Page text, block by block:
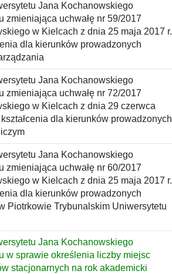
Jana Kochanowskiego
zmieniająca uchwałę nr 59/2017
w Kielcach z dnia 25 maja 2017 r.
dla kierunków prowadzonych
Jana Kochanowskiego
zmieniająca uchwałę nr 72/2017
w Kielcach z dnia 29 czerwca
dla kierunków prowadzonych
Jana Kochanowskiego
zmieniająca uchwałę nr 60/2017
w Kielcach z dnia 25 maja 2017 r.
dla kierunków prowadzonych
Piotrkowie Trybunalskim Uniwersytetu
Jana Kochanowskiego
w sprawie określenia liczby miejsc
stacjonarnych na rok akademicki